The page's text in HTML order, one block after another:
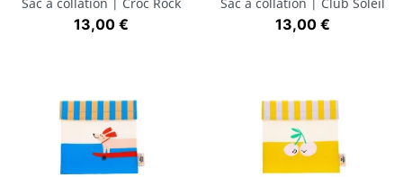
Prix
13,00 € Prix
13,00 €